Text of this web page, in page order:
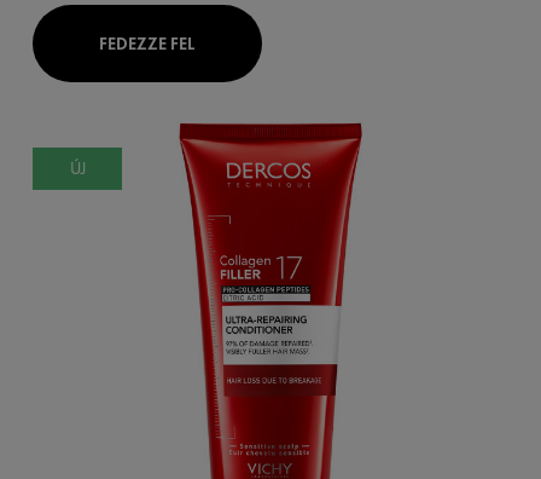
FEDEZZE FEL
ÚJ